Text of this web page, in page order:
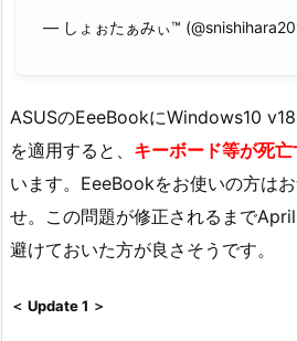
— しょぉたぁみぃ™
ASUSのEeeBookにWindows10
を適用すると、 キーボード等が死亡
います。EeeBookをお使いの方は
せ。この問題が修正されるまで
避けておいた方が良さそうです。
＜ Update 1 ＞